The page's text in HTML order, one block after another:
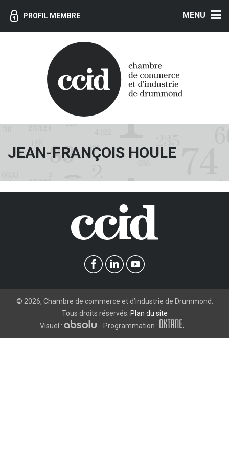
PROFIL MEMBRE
JEAN-FRANÇOIS HOULE
© 2026, Chambre de commerce et d’industrie de Drummond.
Tous droits réservés. Plan du site
Visuel :
Programmation :
MENU